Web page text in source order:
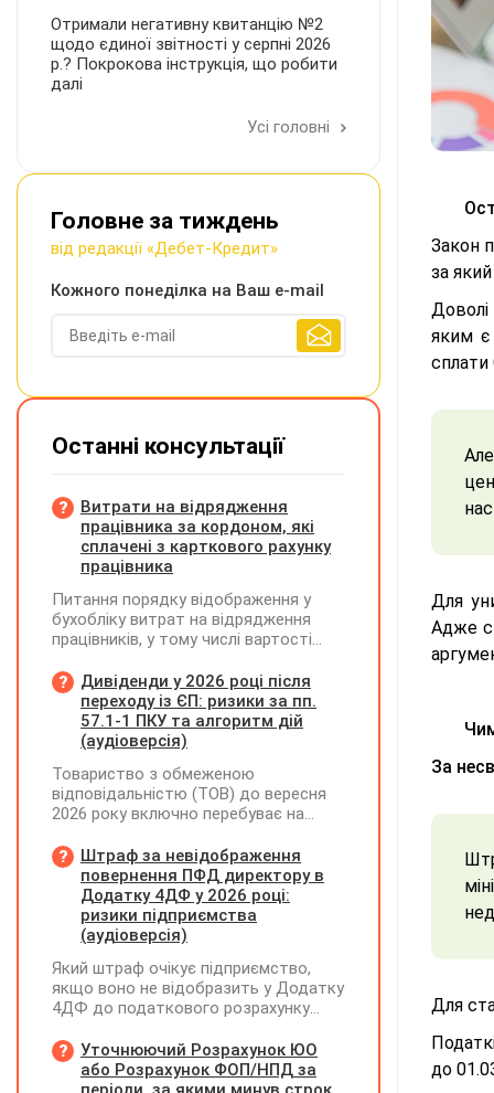
Закон
за
яким є
Але
Для
Адже
За
Для
до
Отримали негативну квитанцію №2
щодо єдиної звітності у серпні 2026
р.? Покрокова інструкція, що робити
далі
Усі головні
Головне за тиждень
від редакції «Дебет-Кредит»
Кожного понеділка на Ваш e-mail
Останні консультації
Витрати на відрядження
працівника за кордоном, які
сплачені з карткового рахунку
працівника
Питання порядку відображення у
бухобліку витрат на відрядження
працівників, у тому числі вартості
карткового рахунку працівника та
підтвердження таких операцій
первинними документами, належать
до компетенції Мінфіну
Дивіденди у 2026 році після
переходу із ЄП: ризики за пп.
57.1-1 ПКУ та алгоритм дій
(аудіоверсія)
Товариство з обмеженою
відповідальністю (ТОВ) до вересня
2026 року включно перебуває на
(єдиний податок, 3 група, ставка 5%,
неплатник ПДВ). З 1 жовтня 2026
року підприємство переходить на
загальну систему оподаткування
(стає платником податку на
діяльності у періоді 2024–2025 років
(під час перебування на спрощеній
системі) підприємство отримало
нерозподіленого прибутку в балансі
становить 18 млн грн. Наприкінці
Штраф за невідображення
повернення ПФД директору в
Додатку 4ДФ у 2026 році:
ризики підприємства
(аудіоверсія)
Який штраф очікує підприємство,
якщо воно не відобразить у Додатку
4ДФ до податкового розрахунку
допомоги (ПФД) директору?
Уточнюючий Розрахунок ЮО
або Розрахунок ФОП/НПД за